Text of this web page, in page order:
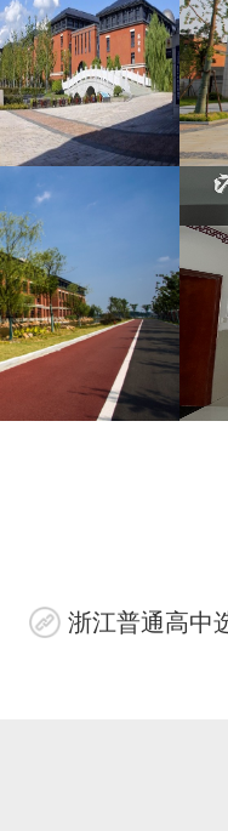
浙江普通高中